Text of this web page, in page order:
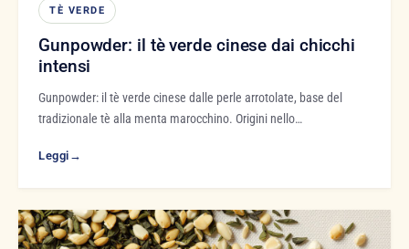
TÈ VERDE
Gunpowder: il tè verde cinese dai chicchi
intensi
Gunpowder: il tè verde cinese dalle perle arrotolate, base del
tradizionale tè alla menta marocchino. Origini nello…
Leggi →